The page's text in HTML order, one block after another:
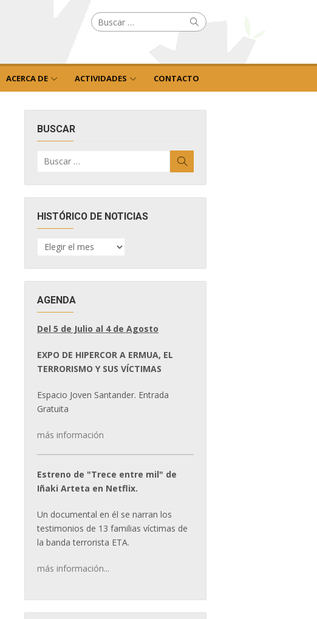
Buscar
por: Buscar
ACERCA DE ACTIVIDADES CONTACTO
BUSCAR
por:
HISTÓRICO DE NOTICIAS
HISTÓRICO
DE
AGENDA
Del 5 de Julio al 4 de Agosto
EXPO DE HIPERCOR A ERMUA, EL
TERRORISMO Y SUS VÍCTIMAS
Espacio Joven Santander. Entrada
Gratuita
más información
Estreno de "Trece entre mil" de
Iñaki Arteta en Netflix.
Un documental en él se narran los
testimonios de 13 familias víctimas de
la banda terrorista ETA.
más información...